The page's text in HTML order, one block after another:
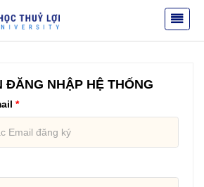
ĐĂNG NHẬP HỆ THỐNG